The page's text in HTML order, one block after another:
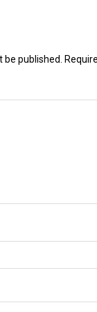
be published.